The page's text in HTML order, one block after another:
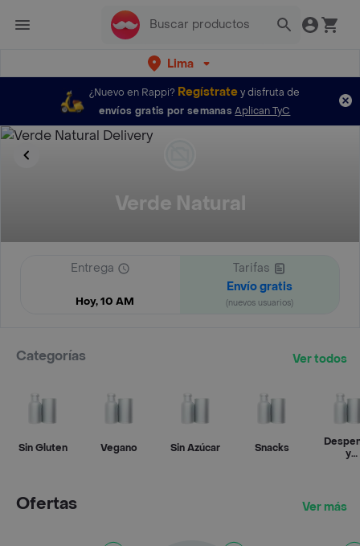
Lima
¿Nuevo en Rappi? Regístratey disfruta de
envíos gratis por semanas Aplican TyC
Verde Natural
Entrega
Hoy, 10 AM
Tarifas
Envío gratis
(nuevos usuarios)
Categorías Ver todos
Sin Gluten Vegano Sin Azúcar Snacks
y
Ofertas Ver más